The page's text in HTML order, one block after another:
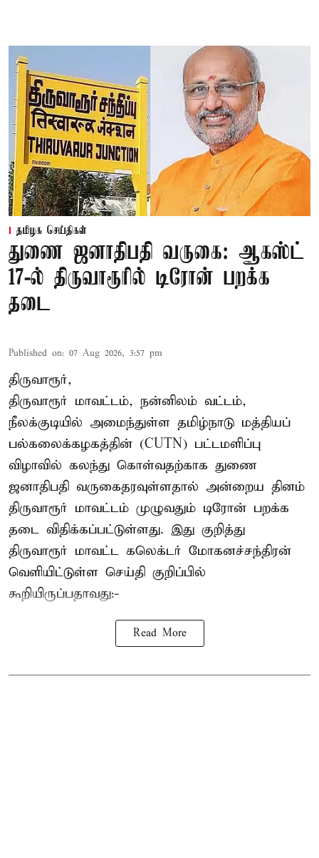
தமிழக செய்திகள்
துணை ஜனாதிபதி வருகை: ஆகஸ்ட்
17-ல் திருவாரூரில் டிரோன் பறக்க
தடை
Published on: 07 Aug 2026, 3:57 pm
திருவாரூர்,
திருவாரூர் மாவட்டம், நன்னிலம் வட்டம்,
நீலக்குடியில் அமைந்துள்ள தமிழ்நாடு மத்தியப்
பல்கலைக்கழகத்தின் (CUTN) பட்டமளிப்பு
விழாவில் கலந்து கொள்வதற்காக துணை
ஜனாதிபதி வருகைதரவுள்ளதால் அன்றைய தினம்
திருவாரூர் மாவட்டம் முழுவதும் டிரோன் பறக்க
தடை விதிக்கப்பட்டுள்ளது. இது குறித்து
திருவாரூர் மாவட்ட கலெக்டர் மோகனச்சந்திரன்
வெளியிட்டுள்ள செய்தி குறிப்பில்
கூறியிருப்பதாவது:-
Read More